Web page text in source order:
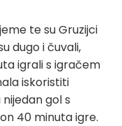
te su Gruzijci
dugo i čuvali,
igrali s igračem
iskoristiti
gol s
40 minuta igre.